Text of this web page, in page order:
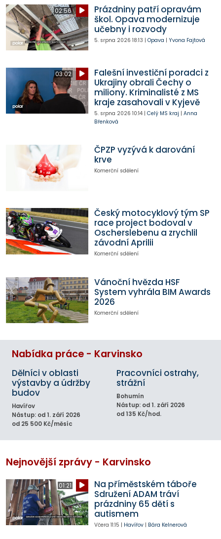
02:56
Prázdniny patří opravám
škol. Opava modernizuje
učebny i rozvody
5. srpna 2026 18:13 | Opava | Yvona Fajtová
03:02
Falešní investiční poradci z
Ukrajiny obrali Čechy o
miliony. Kriminalisté z MS
kraje zasahovali v Kyjevě
5. srpna 2026 10:14| Celý MS kraj | Anna
Břenková
ČPZP vyzývá k darování
krve
Komerční sdělení
Český motocyklový tým SP
race project bodoval v
Oscherslebenu a zrychlil
závodní Aprilii
Komerční sdělení
Vánoční hvězda HSF
System vyhrála BIM Awards
2026
Komerční sdělení
Nabídka práce - Karvinsko
Dělníci v oblasti
výstavby a údržby
budov
Havířov
Nástup: od 1. září 2026
od 25 500 Kč/měsíc
Pracovníci ostrahy,
strážní
Bohumín
Nástup: od 1. září 2026
od 135 Kč/hod.
Nejnovější zprávy - Karvinsko
01:21
Na příměstském táboře
Sdružení ADAM tráví
prázdniny 65 dětí s
autismem
Včera 11:15 | Havířov| Bára Kelnerová